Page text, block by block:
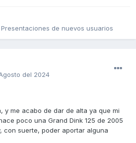
Presentaciones de nuevos usuarios
del 2024
y me acabo de dar de alta ya que mi
poco una Grand Dink 125 de 2005
con suerte, poder aportar alguna